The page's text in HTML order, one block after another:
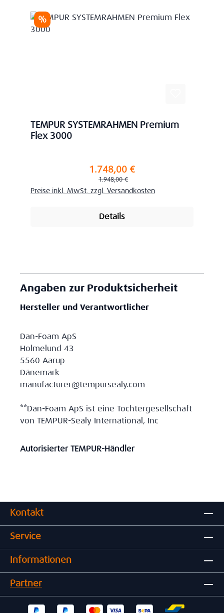
Rabatt
%
TEMPUR SYSTEMRAHMEN Premium
Flex 3000
Verkaufspreis:1.748,00 €
Regulärer Preis:
1.948,00 €
Preise inkl. MwSt. zzgl. Versandkosten
Details
Angaben zur Produktsicherheit
Hersteller und Verantwortlicher
Dan-Foam ApS
Holmelund 43
5560 Aarup
Dänemark
manufacturer@tempursealy.com
**Dan-Foam ApS ist eine Tochtergesellschaft
von TEMPUR-Sealy International, Inc
Autorisierter TEMPUR-Händler
Kontakt
Service
Informationen
Partner